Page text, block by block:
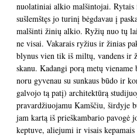
nuolatiniai alkio malšintojai.
sušlemštęs jo turinį bėgdavau į
malšinti žinių alkio. Ryžių nuo tų
ne visai. Vakarais ryžius ir žinias
blynus vien tik iš miltų, vandens ir
skanu. Kadangi porą metų viename
noru gyvenau su sunkaus būdo ir
galvojo tą patį) architektūrą
pravardžiuojamu Kamščiu, širdyje
jam kartą iš prieškambario pavogė
keptuve, aliejumi ir visais